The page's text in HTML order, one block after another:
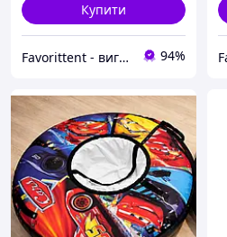
Купити
Favorittent - виготовимо безкаркасні меблі, тюбінги, м'які вікна, тенти. 94%